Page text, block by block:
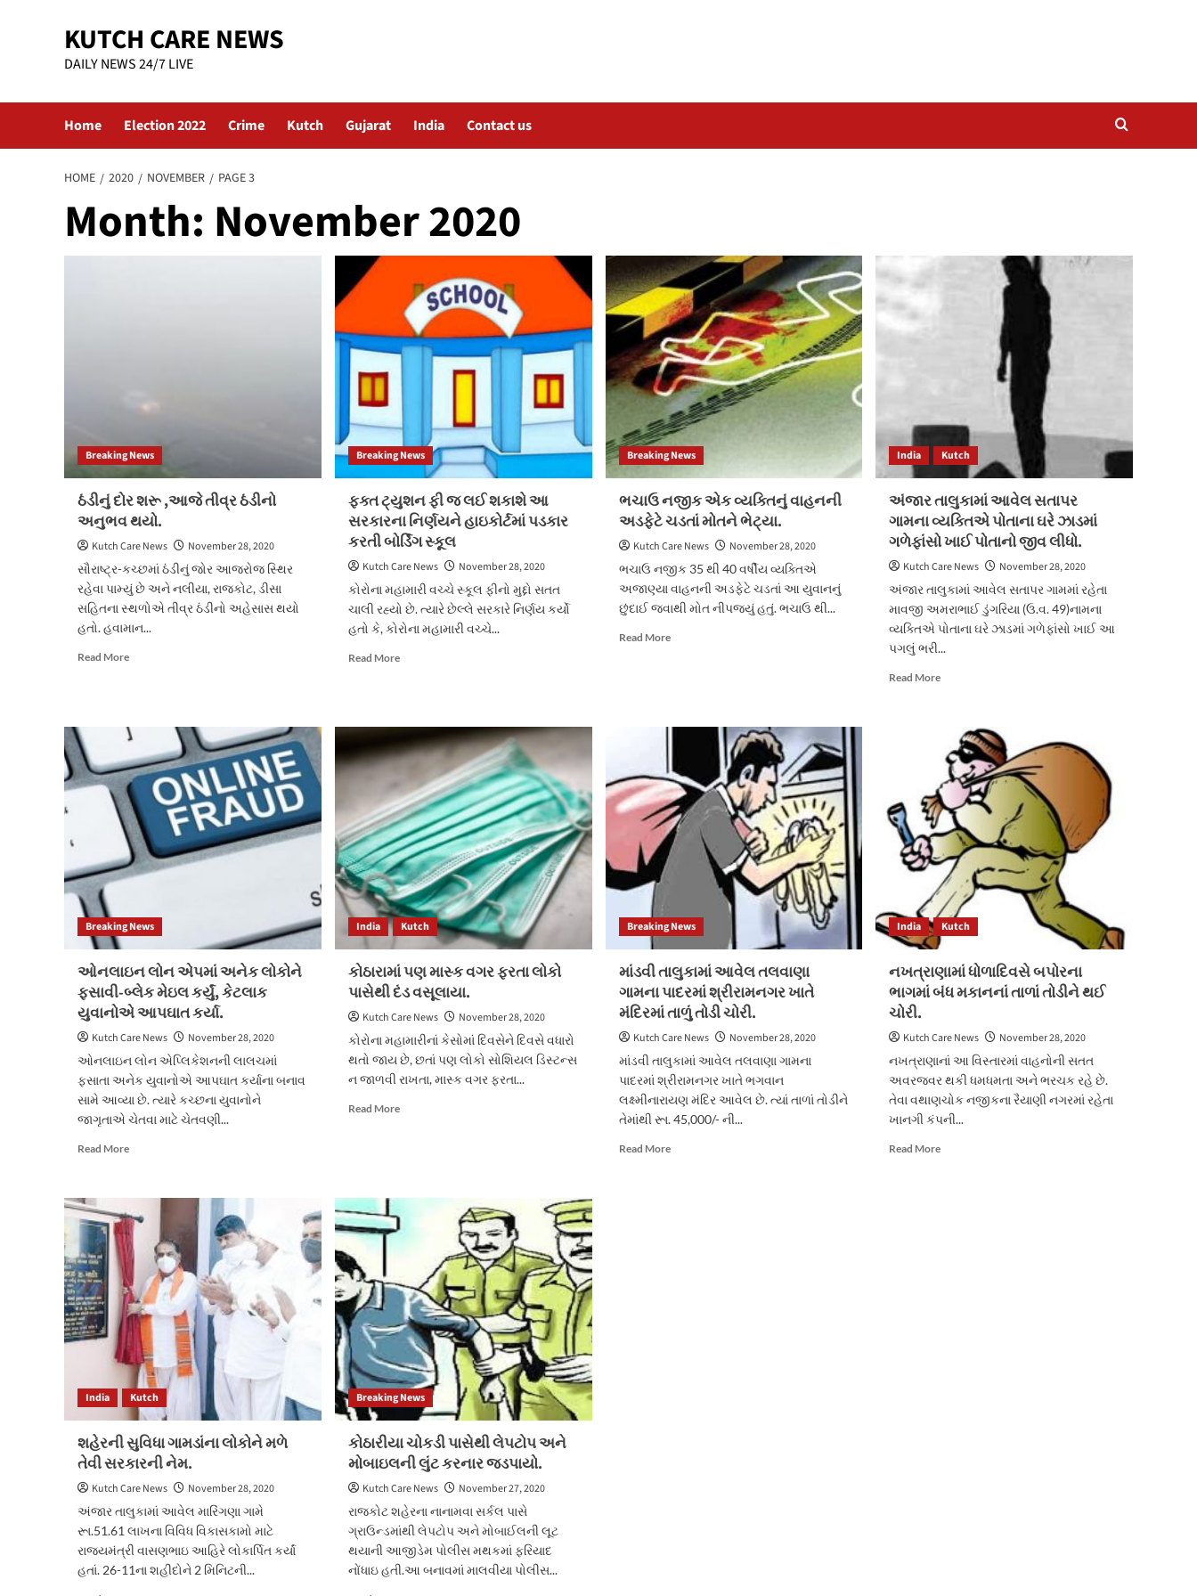
KUTCH CARE NEWS
DAILY NEWS 24/7 LIVE
Home Election 2022 Crime Kutch Gujarat India Contact us
HOME 2020 NOVEMBER PAGE 3
Month: November 2020
Breaking News
ઠંડીનું દોર શરૂ ,આજે તીવ્ર ઠંડીનો
અનુભવ થયો.
Kutch Care News
November 28, 2020
સૌરાષ્ટ્ર-કચ્છમાં ઠંડીનું જોર આજરોજ સ્થિર
રહેવા પામ્યું છે અને નલીયા, રાજકોટ, ડીસા
સહિતના સ્થળોએ તીવ્ર ઠંડીનો અહેસાસ થયો
હતો. હવામાન...
Read MoreRead
શરૂ
,આજે
તીવ્ર
ઠંડીનો
અનુભવ
થયો.
Breaking News
ફક્ત ટ્યુશન ફી જ લઈ શકાશે આ
સરકારના નિર્ણયને હાઇકોર્ટમાં પડકાર
કરતી બોર્ડિંગ સ્કૂલ
Kutch Care News
November 28, 2020
કોરોના મહામારી વચ્ચે સ્કૂલ ફીનો મુદ્દો સતત
ચાલી રહ્યો છે. ત્યારે છેલ્લે સરકારે નિર્ણય કર્યો
હતો કે, કોરોના મહામારી વચ્ચે...
Read MoreRead
જ
શકાશે
આ
સરકારના
નિર્ણયને
હાઇકોર્ટમાં
પડકાર
કરતી
બોર્ડિંગ
સ્કૂલ
Breaking News
ભચાઉ નજીક એક વ્યક્તિનું વાહનની
અડફેટે ચડતાં મોતને ભેટ્યા.
Kutch Care News
November 28, 2020
ભચાઉ નજીક 35 થી 40 વર્ષીય વ્યક્તિએ
અજાણ્યા વાહનની અડફેટે ચડતાં આ યુવાનનું
છુંદાઈ જવાથી મોત નીપજયું હતું. ભચાઉ થી...
Read MoreRead
અડફેટે
ચડતાં
મોતને
ભેટ્યા.
India Kutch
અંજાર તાલુકામાં આવેલ સતાપર
ગામના વ્યક્તિએ પોતાના ઘરે ઝાડમાં
ગળેફાંસો ખાઈ પોતાનો જીવ લીધો.
Kutch Care News
November 28, 2020
અંજાર તાલુકામાં આવેલ સતાપર ગામમાં રહેતા
માવજી અમરાભાઈ ડુંગરિયા (ઉ.વ. 49)નામના
વ્યક્તિએ પોતાના ઘરે ઝાડમાં ગળેફાંસો ખાઈ આ
પગલું ભરી...
Read MoreRead
તાલુકામાં
આવેલ
સતાપર
ગામના
વ્યક્તિએ
પોતાના
ઝાડમાં
ગળેફાંસો
ખાઈ
પોતાનો
જીવ
લીધો.
Breaking News
ઓનલાઇન લોન એપમાં અનેક લોકોને
ફસાવી-બ્લેક મેઇલ કર્યું, કેટલાક
યુવાનોએ આપઘાત કર્યા.
Kutch Care News
November 28, 2020
ઓનલાઇન લોન એપ્લિકેશનની લાલચમાં
ફસાતા અનેક યુવાનોએ આપઘાત કર્યાના બનાવ
સામે આવ્યા છે. ત્યારે કચ્છના યુવાનોને
જાગૃતાએ ચેતવા માટે ચેતવણી...
Read MoreRead
ઓનલાઇન
લોન
એપમાં
અનેક
લોકોને
ફસાવી-
બ્લેક
મેઇલ
કર્યું,
કેટલાક
યુવાનોએ
આપઘાત
કર્યા.
India Kutch
કોઠારામાં પણ માસ્ક વગર ફરતા લોકો
પાસેથી દંડ વસૂલાયા.
Kutch Care News
November 28, 2020
કોરોના મહામારીનાં કેસોમાં દિવસેને દિવસે વધારો
થતો જાય છે, છતાં પણ લોકો સોશિયલ ડિસ્ટન્સ
ન જાળવી રાખતા, માસ્ક વગર ફરતા...
Read MoreRead
વસૂલાયા.
Breaking News
માંડવી તાલુકામાં આવેલ તલવાણા
ગામના પાદરમાં શ્રીરામનગર ખાતે
મંદિરમાં તાળું તોડી ચોરી.
Kutch Care News
November 28, 2020
માંડવી તાલુકામાં આવેલ તલવાણા ગામના
પાદરમાં શ્રીરામનગર ખાતે ભગવાન
લક્ષ્મીનારાયણ મંદિર આવેલ છે. ત્યાં તાળાં તોડીને
તેમાંથી રૂા. 45,000/- ની...
Read MoreRead
India Kutch
નખત્રાણામાં ધોળાદિવસે બપોરના
ભાગમાં બંધ મકાનનાં તાળાં તોડીને થઈ
ચોરી.
Kutch Care News
November 28, 2020
નખત્રાણાનાં આ વિસ્તારમાં વાહનોની સતત
અવરજવર થકી ધમધમતા અને ભરચક રહે છે.
તેવા વથાણચોક નજીકના રૈયાણી નગરમાં રહેતા
ખાનગી કંપની...
Read MoreRead
India Kutch
શહેરની સુવિધા ગામડાંના લોકોને મળે
તેવી સરકારની નેમ.
Kutch Care News
November 28, 2020
અંજાર તાલુકામાં આવેલ મારિંગણા ગામે
રૂા.51.61 લાખના વિવિધ વિકાસકામો માટે
રાજયમંત્રી વાસણભાઇ આહિરે લોકાર્પિત કર્યાં
હતાં. 26-11ના શહીદોને 2 મિનિટની...
Breaking News
કોઠારીયા ચોકડી પાસેથી લેપટોપ અને
મોબાઇલની લુંટ કરનાર જડપાયો.
Kutch Care News
November 27, 2020
રાજકોટ શહેરના નાનામવા સર્કલ પાસે
ગ્રાઉન્ડમાંથી લેપટોપ અને મોબાઈલની લૂટ
થયાની આજીડેમ પોલીસ મથકમાં ફરિયાદ
નોંધાઇ હતી.આ બનાવમાં માલવીયા પોલીસ...